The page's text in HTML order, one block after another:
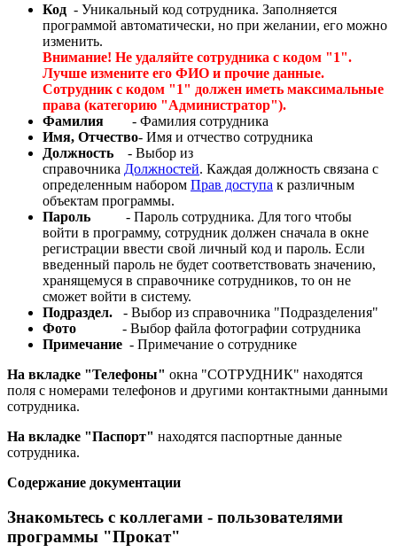
Код - Уникальный код сотрудника. Заполняется
программой автоматически, но при желании, его можно
изменить.
Внимание! Не удаляйте сотрудника с кодом "1".
Лучше измените его ФИО и прочие данные.
Сотрудник с кодом "1" должен иметь максимальные
права (категорию "Администратор").
Фамилия - Фамилия сотрудника
Имя, Отчество- Имя и отчество сотрудника
Должность - Выбор из
справочника Должностей. Каждая должность связана с
определенным набором Прав доступа к различным
объектам программы.
Пароль - Пароль сотрудника. Для того чтобы
войти в программу, сотрудник должен сначала в окне
регистрации ввести свой личный код и пароль. Если
введенный пароль не будет соответствовать значению,
хранящемуся в справочнике сотрудников, то он не
сможет войти в систему.
Подраздел.
- Выбор из справочника "Подразделения"
Фото - Выбор файла фотографии сотрудника
Примечание - Примечание о сотруднике
На вкладке "Телефоны" окна "СОТРУДНИК" находятся
поля с номерами телефонов и другими контактными данными
сотрудника.
На вкладке "Паспорт" находятся паспортные данные
сотрудника.
Содержание документации
Знакомьтесь с коллегами - пользователями
программы "Прокат"